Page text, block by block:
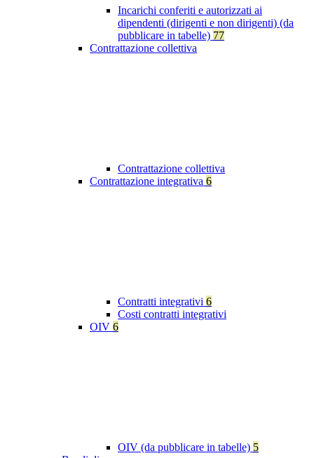
Incarichi conferiti e autorizzati ai
dipendenti (dirigenti e non dirigenti) (da
pubblicare in tabelle) 77
Contrattazione collettiva
Contrattazione collettiva
Contrattazione integrativa 6
Contratti integrativi 6
Costi contratti integrativi
OIV 6
OIV (da pubblicare in tabelle) 5